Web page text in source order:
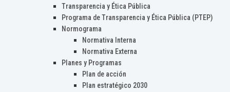
Transparencia y Ética Pública
Programa de Transparencia y Ética Pública (PTEP)
Normograma
Normativa Interna
Normativa Externa
Planes y Programas
Plan de acción
Plan estratégico 2030